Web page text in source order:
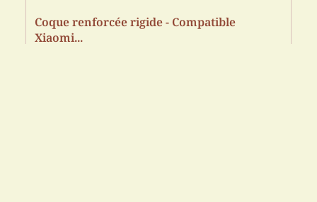
Coque renforcée rigide - Compatible
Xiaomi...